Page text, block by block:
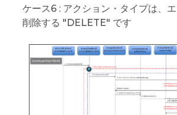
ケース6 : アクション・タイプは、
削除する "DELETE" です